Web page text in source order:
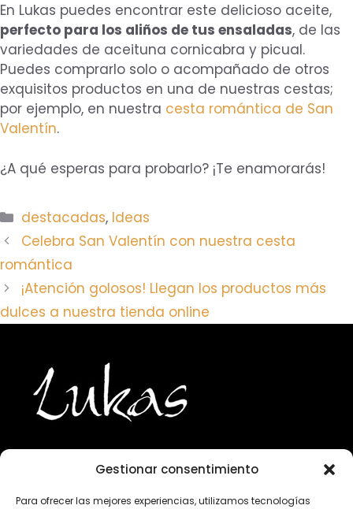
Gestionar consentimiento
Para ofrecer las mejores experiencias, utilizamos tecnologías
En Lukas puedes encontrar este delicioso aceite,
perfecto para los aliños de tus ensaladas, de las
variedades de aceituna cornicabra y picual.
Puedes comprarlo solo o acompañado de otros
exquisitos productos en una de nuestras cestas;
por ejemplo, en nuestra cesta romántica de San
Valentín.
¿A qué esperas para probarlo? ¡Te enamorarás!
Categorías
destacadas, Ideas
Celebra San Valentín con nuestra cesta
romántica
¡Atención golosos! Llegan los productos más
dulces a nuestra tienda online
943 224 800